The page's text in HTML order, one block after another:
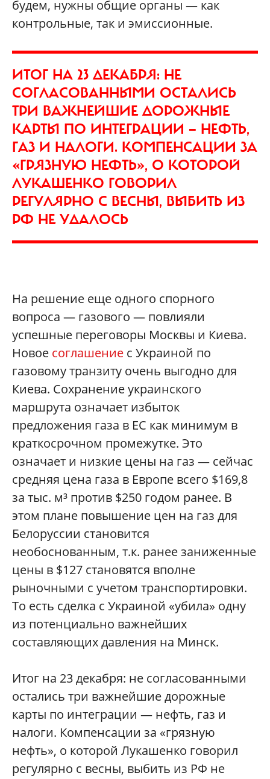
будем, нужны общие органы — как
контрольные, так и эмиссионные.
ИТОГ НА 23 ДЕКАБРЯ: НЕ
СОГЛАСОВАННЫМИ ОСТАЛИСЬ
ТРИ ВАЖНЕЙШИЕ ДОРОЖНЫЕ
КАРТЫ ПО ИНТЕГРАЦИИ — НЕФТЬ,
ГАЗ И НАЛОГИ. КОМПЕНСАЦИИ ЗА
«ГРЯЗНУЮ НЕФТЬ», О КОТОРОЙ
ЛУКАШЕНКО ГОВОРИЛ
РЕГУЛЯРНО С ВЕСНЫ, ВЫБИТЬ ИЗ
РФ НЕ УДАЛОСЬ
На решение еще одного спорного
вопроса — газового — повлияли
успешные переговоры Москвы и Киева.
Новое соглашение с Украиной по
газовому транзиту очень выгодно для
Киева. Сохранение украинского
маршрута означает избыток
предложения газа в ЕС как минимум в
краткосрочном промежутке. Это
означает и низкие цены на газ — сейчас
средняя цена газа в Европе всего $169,8
за тыс. м³ против $250 годом ранее. В
этом плане повышение цен на газ для
Белоруссии становится
необоснованным, т.к. ранее заниженные
цены в $127 становятся вполне
рыночными с учетом транспортировки.
То есть сделка с Украиной «убила» одну
из потенциально важнейших
составляющих давления на Минск.
Итог на 23 декабря: не согласованными
остались три важнейшие дорожные
карты по интеграции — нефть, газ и
налоги. Компенсации за «грязную
нефть», о которой Лукашенко говорил
регулярно с весны, выбить из РФ не